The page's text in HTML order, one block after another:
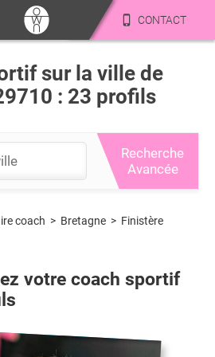
CONTACT
sur la ville de
: 23 profils
Recherche
Avancée
coach > Bretagne > Finistère
votre coach sportif